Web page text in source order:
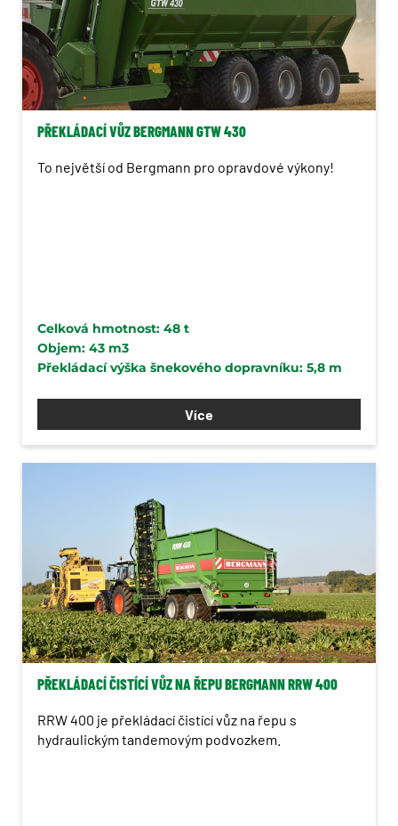
PŘEKLÁDACÍ VŮZ BERGMANN GTW 430
To největší od Bergmann pro opravdové výkony!
Celková hmotnost: 48 t
Objem: 43 m3
Překládací výška šnekového dopravníku: 5,8 m
Více
PŘEKLÁDACÍ ČISTÍCÍ VŮZ NA ŘEPU BERGMANN RRW 400
RRW 400 je překládací čistící vůz na řepu s
hydraulickým tandemovým podvozkem.